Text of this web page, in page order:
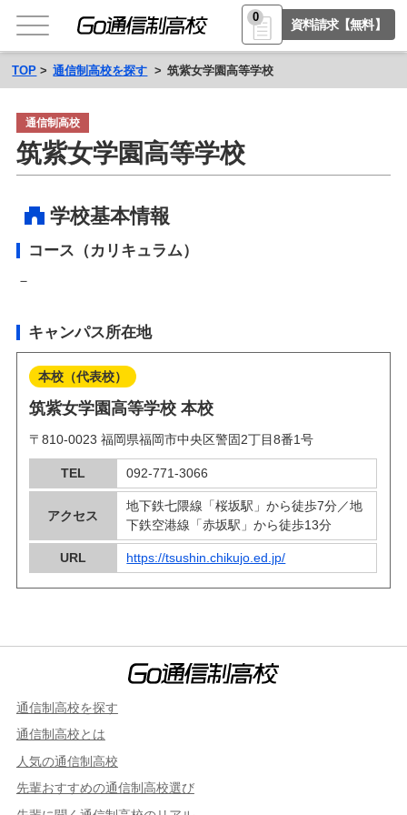
0
資料請求【無料】
TOP 通信制高校を探す 筑紫女学園高等学校
通信制高校
筑紫女学園高等学校
学校基本情報
コース（カリキュラム）
－
キャンパス所在地
本校（代表校）
筑紫女学園高等学校 本校
〒810-0023 福岡県福岡市中央区警固2丁目8番1号
TEL 092-771-3066
アクセス
地下鉄七隈線「桜坂駅」から徒歩7分／地
下鉄空港線「赤坂駅」から徒歩13分
URL https://tsushin.chikujo.ed.jp/
通信制高校を探す
通信制高校とは
人気の通信制高校
先輩おすすめの通信制高校選び